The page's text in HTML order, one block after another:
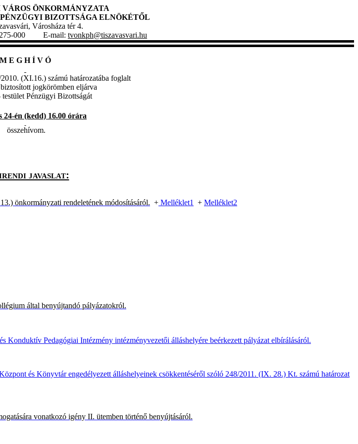
ÖNKORMÁNYZATA
BIZOTTSÁGA ELNÖKÉTŐL
Városháza tér 4.
000 E-mail: tvonkph@tiszavasvari.hu
M E G H Í V Ó
(XI.16.) számú határozatába foglalt
jogkörömben eljárva
Pénzügyi Bizottságát
24-én (kedd) 16.00 órára
összehívom.
javaslat:
önkormányzati rendeletének módosításáról. + Melléklet1 + Melléklet2
által benyújtandó pályázatokról.
Konduktív Pedagógiai Intézmény intézményvezetői álláshelyére beérkezett pályázat elbírálásáról.
és Könyvtár engedélyezett álláshelyeinek csökkentéséről szóló 248/2011. (IX. 28.) Kt. számú határozat
vonatkozó igény II. ütemben történő benyújtásáról.